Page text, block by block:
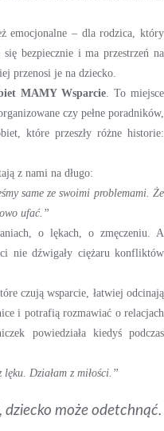
emocjonalne – dla rodzica, który
bezpiecznie i ma przestrzeń na
przenosi je na dziecko.
MAMY Wsparcie. To miejsce
czy pełne poradników,
które przeszły różne historie:
z nami na długo:
same ze swoimi problemami. Że
ufać.”
o lękach, o zmęczeniu. A
nie dźwigały ciężaru konfliktów
czują wsparcie, łatwiej odcinają
i potrafią rozmawiać o relacjach
powiedziała kiedyś podczas
Działam z miłości.”
dziecko może odetchnąć.